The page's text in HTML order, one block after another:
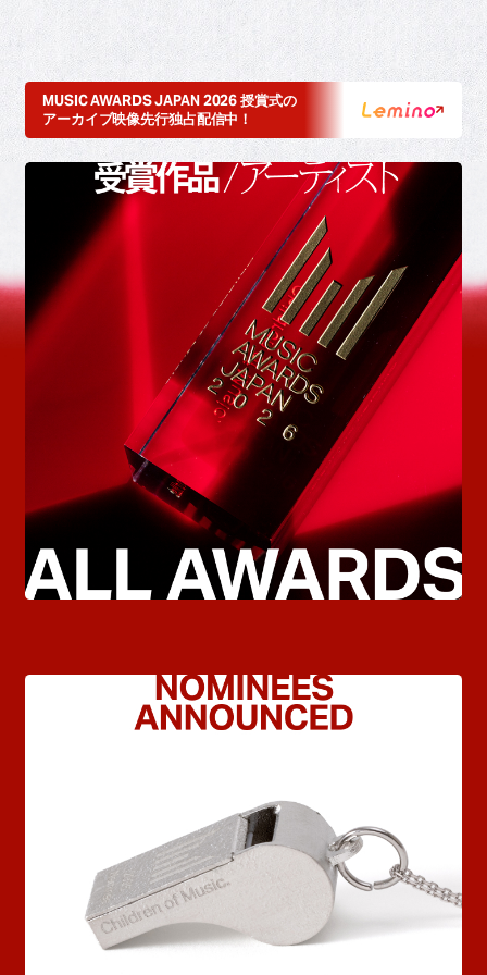
MUSIC AWARDS JAPAN 2026 授賞式の
アーカイブ映像先行独占配信中！